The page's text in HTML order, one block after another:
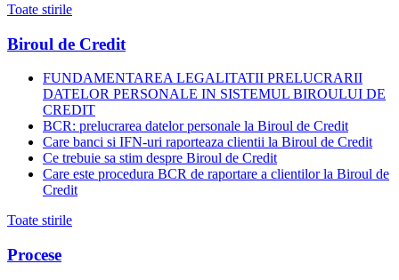
Toate stirile
Biroul de Credit
FUNDAMENTAREA LEGALITATII PRELUCRARII
DATELOR PERSONALE IN SISTEMUL BIROULUI DE
CREDIT
BCR: prelucrarea datelor personale la Biroul de Credit
Care banci si IFN-uri raporteaza clientii la Biroul de Credit
Ce trebuie sa stim despre Biroul de Credit
Care este procedura BCR de raportare a clientilor la Biroul de
Credit
Toate stirile
Procese